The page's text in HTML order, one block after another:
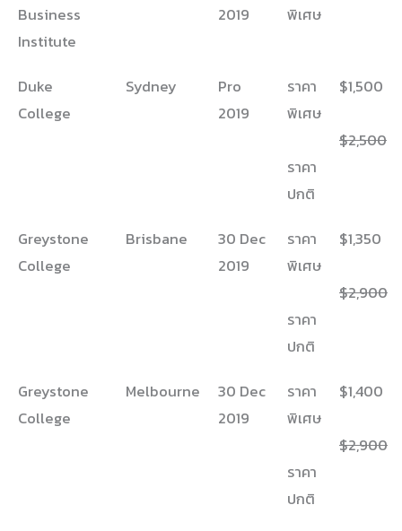
Business
Institute
2019
พิเศษ
Duke
College
Sydney
Pro
2019
ราคา
พิเศษ
ราคา
ปกติ
$1,500
$2,500
Greystone
College
Brisbane
30 Dec
2019
ราคา
พิเศษ
ราคา
ปกติ
$1,350
$2,900
Greystone
College
Melbourne
30 Dec
2019
ราคา
พิเศษ
ราคา
ปกติ
$1,400
$2,900